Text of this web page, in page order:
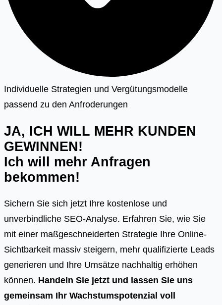
Individuelle Strategien und Vergütungsmodelle
passend zu den Anfroderungen
JA, ICH WILL MEHR KUNDEN
GEWINNEN!
Ich will mehr Anfragen
bekommen!
Sichern Sie sich jetzt Ihre kostenlose und
unverbindliche SEO-Analyse. Erfahren Sie, wie Sie
mit einer maßgeschneiderten Strategie Ihre Online-
Sichtbarkeit massiv steigern, mehr qualifizierte Leads
generieren und Ihre Umsätze nachhaltig erhöhen
können. Handeln Sie jetzt und lassen Sie uns
gemeinsam Ihr Wachstumspotenzial voll